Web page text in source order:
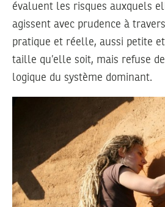
évaluent les risques auxquels
agissent avec prudence à
pratique et réelle, aussi petite
taille qu’elle soit, mais refuse
logique du système dominant.